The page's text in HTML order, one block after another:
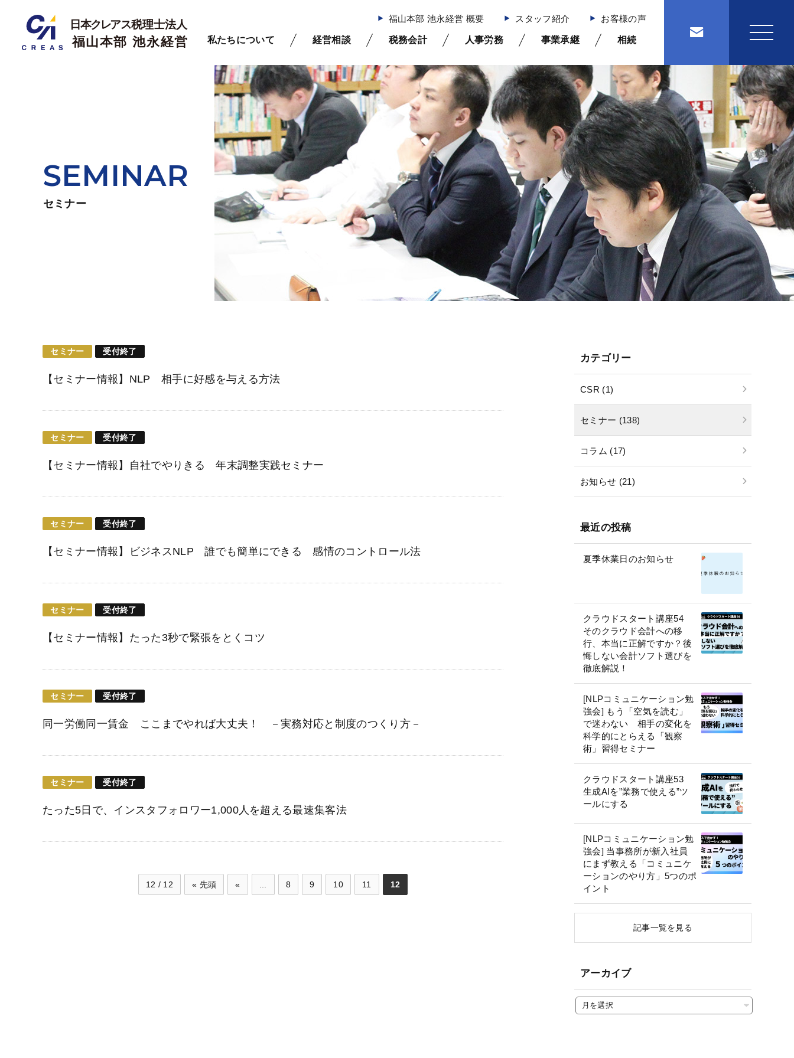
福山本部 池永経営 概要 スタッフ紹介 お客様の声
私たちについて 経営相談 税務会計 人事労務 事業承継 相続
SEMINAR
セミナー
セミナー 受付終了
【セミナー情報】NLP 相手に好感を与える方法
セミナー 受付終了
【セミナー情報】自社でやりきる 年末調整実践セミナー
セミナー 受付終了
【セミナー情報】ビジネスNLP 誰でも簡単にできる 感情のコントロール法
セミナー 受付終了
【セミナー情報】たった3秒で緊張をとくコツ
セミナー 受付終了
同一労働同一賃金 ここまでやれば大丈夫！ －実務対応と制度のつくり方－
セミナー 受付終了
たった5日で、インスタフォロワー1,000人を超える最速集客法
12 / 12 « 先頭 « 8 9 10 11 12
カテゴリー
CSR (1)
セミナー (138)
コラム (17)
お知らせ (21)
最近の投稿
夏季休業日のお知らせ
クラウドスタート講座54
そのクラウド会計への移
行、本当に正解ですか？後
悔しない会計ソフト選びを
徹底解説！
[NLPコミュニケーション勉
強会] もう「空気を読む」
で迷わない 相手の変化を
科学的にとらえる「観察
術」習得セミナー
クラウドスタート講座53
生成AIを”業務で使える”ツ
ールにする
[NLPコミュニケーション勉
強会] 当事務所が新入社員
にまず教える「コミュニケ
ーションのやり方」5つのポ
イント
記事一覧を見る
アーカイブ